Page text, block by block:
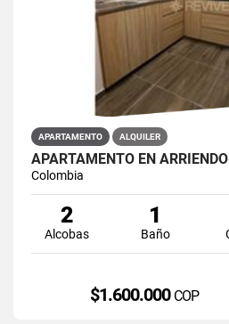
APARTAMENTO ALQUILER
APARTAMENTO EN
Colombia
2
Alcobas
1
Baño
$1.600.000 COP